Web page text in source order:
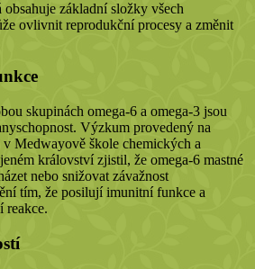
základní složky všech
ovlivnit reprodukční procesy a změnit
skupinách omega-6 a omega-3 jsou
Výzkum provedený na
Medwayově škole chemických a
království zjistil, že omega-6 mastné
nebo snižovat závažnost
tím, že posilují imunitní funkce a
reakce.